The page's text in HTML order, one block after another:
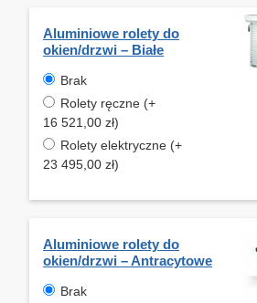
Aluminiowe rolety do
okien/drzwi – Białe
Brak
Rolety ręczne (+
16 521,00 zł)
Rolety elektryczne (+
23 495,00 zł)
Aluminiowe rolety do
okien/drzwi – Antracytowe
Brak